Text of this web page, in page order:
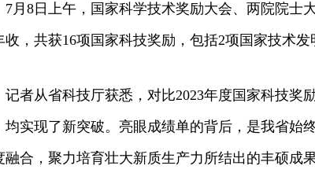
8日上午，国家科学技术奖励大会、两院院士
收，共获16项国家科技奖励，包括2项国家技术发
从省科技厅获悉，对比2023年度国家科技奖
均实现了新突破。亮眼成绩单的背后，是我省始
融合，聚力培育壮大新质生产力所结出的丰硕成果